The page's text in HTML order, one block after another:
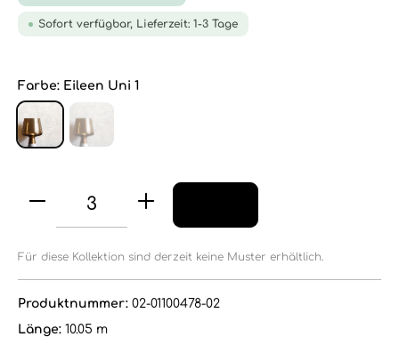
Sofort verfügbar, Lieferzeit: 1-3 Tage
Farbe: Eileen Uni 1
Für diese Kollektion sind derzeit keine Muster erhältlich.
Produktnummer: 02-01100478-02
Länge: 10.05 m